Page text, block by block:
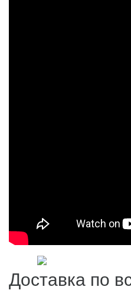
Доставка по